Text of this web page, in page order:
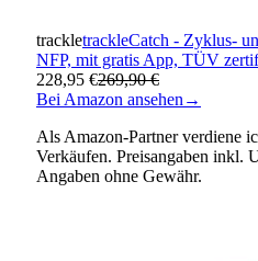
trackletrackleCatch - Zyklus-
NFP, mit gratis App, TÜV
228,95 €269,90 €
Bei Amazon ansehen →
Als Amazon-Partner verdiene
Verkäufen. Preisangaben inkl.
Angaben ohne Gewähr.